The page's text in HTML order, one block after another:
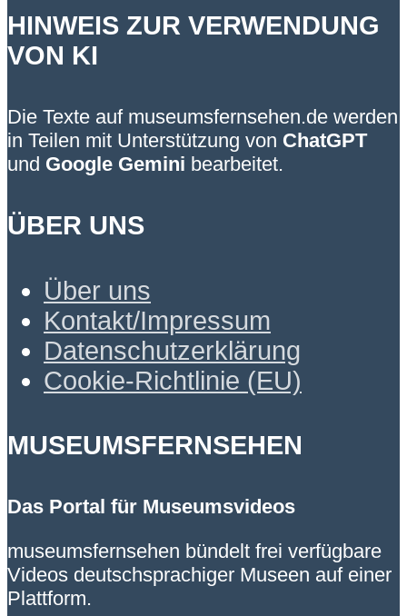
HINWEIS ZUR VERWENDUNG
VON KI
Die Texte auf museumsfernsehen.de werden
in Teilen mit Unterstützung von ChatGPT
und Google Gemini bearbeitet.
ÜBER UNS
Über uns
Kontakt/Impressum
Datenschutzerklärung
Cookie-Richtlinie (EU)
MUSEUMSFERNSEHEN
Das Portal für Museumsvideos
museumsfernsehen bündelt frei verfügbare
Videos deutschsprachiger Museen auf einer
Plattform.